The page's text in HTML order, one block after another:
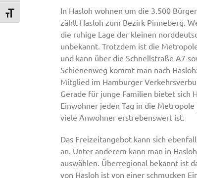
Schrift vergrößernIn Hasloh wohnen um die 3.500
zählt Hasloh zum Bezirk Pinneberg.
die ruhige Lage der kleinen
unbekannt. Trotzdem ist die
und kann über die Schnellstraße A7
Schienenweg kommt man nach
Mitglied im Hamburger
Gerade für junge Familien bietet sich
Einwohner jeden Tag in die
viele Anwohner erstrebenswert ist.
Das Freizeitangebot kann sich
an. Unter anderem kann man in
auswählen. Überregional bekannt ist
von Hasloh ist von einer schmucken